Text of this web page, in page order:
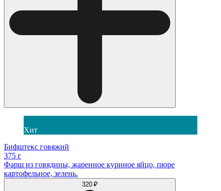
Хит
Бифштекс говяжий
375 г
Фарш из говядины, жаренное куриное яйцо, пюре
картофельное, зелень.
320 ₽